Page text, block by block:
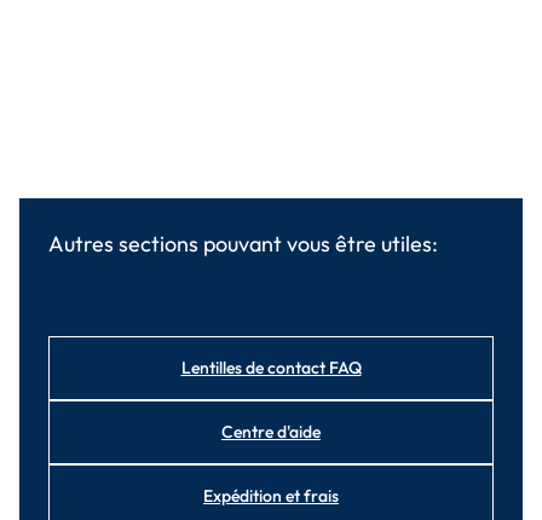
Autres sections pouvant vous être utiles:
Lentilles de contact FAQ
Centre d'aide
Expédition et frais